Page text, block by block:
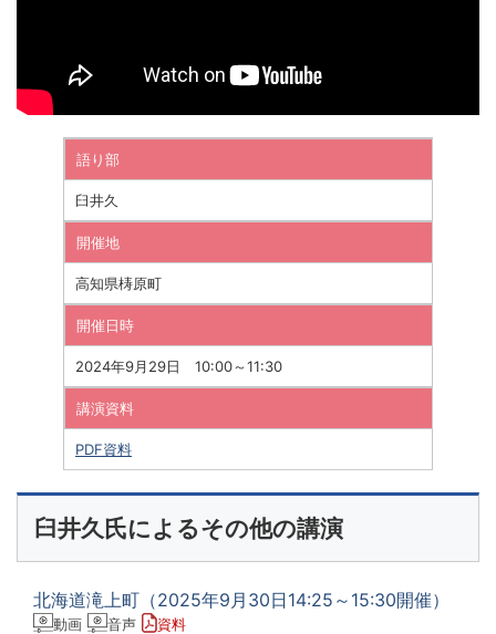
語り部
臼井久
開催地
高知県梼原町
開催日時
2024年9月29日 10:00～11:30
講演資料
PDF資料
臼井久氏によるその他の講演
北海道滝上町（2025年9月30日14:25～15:30開催）
動画 音声 資料